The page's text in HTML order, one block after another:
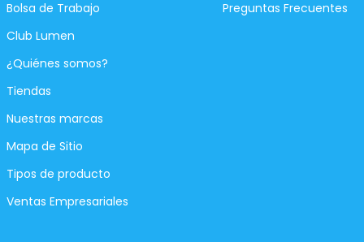
Bolsa de Trabajo
Club Lumen
¿Quiénes somos?
Tiendas
Nuestras marcas
Mapa de Sitio
Tipos de producto
Ventas Empresariales
Preguntas Frecuentes